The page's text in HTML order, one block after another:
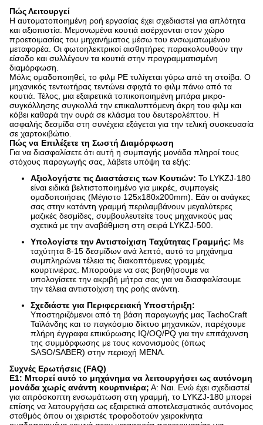
Πώς Λειτουργεί
Η αυτοματοποιημένη ροή εργασίας έχει σχεδιαστεί για απλότητα
και αξιοπιστία. Μεμονωμένα κουτιά εισέρχονται στον χώρο
προετοιμασίας του μηχανήματος μέσω του ενσωματωμένου
μεταφορέα. Οι φωτοηλεκτρικοί αισθητήρες παρακολουθούν την
είσοδο και συλλέγουν τα κουτιά στην προγραμματισμένη
διαμόρφωση.
Μόλις ομαδοποιηθεί, το φιλμ PE τυλίγεται γύρω από τη στοίβα. Ο
μηχανικός τεντωτήρας τεντώνει σφιχτά το φιλμ πάνω από τα
κουτιά. Τέλος, μια εξαιρετικά τοπικοποιημένη μπάρα μικρο-
συγκόλλησης συγκολλά την επικαλυπτόμενη άκρη του φιλμ και
κόβει καθαρά την ουρά σε κλάσμα του δευτερολέπτου. Η
ασφαλής δεσμίδα στη συνέχεια εξάγεται για την τελική συσκευασία
σε χαρτοκιβώτιο.
Πώς να Επιλέξετε τη Σωστή Διαμόρφωση
Για να διασφαλίσετε ότι αυτή η συμπαγής μονάδα πληροί τους
στόχους παραγωγής σας, λάβετε υπόψη τα εξής:
Αξιολογήστε τις Διαστάσεις των Κουτιών: Το LYKZJ-180
είναι ειδικά βελτιστοποιημένο για μικρές, συμπαγείς
ομαδοποιήσεις (Μέγιστο 125x180x200mm). Εάν οι ανάγκες
σας στην κατάντη γραμμή περιλαμβάνουν μεγαλύτερες
μαζικές δεσμίδες, συμβουλευτείτε τους μηχανικούς μας
σχετικά με την αναβάθμιση στη σειρά LYKZJ-500.
Υπολογίστε την Αντιστοίχιση Ταχύτητας Γραμμής: Με
ταχύτητα 8-15 δεσμίδων ανά λεπτό, αυτό το μηχάνημα
συμπληρώνει τέλεια τις διακοπτόμενες γραμμές
κουρτινιέρας. Μπορούμε να σας βοηθήσουμε να
υπολογίσετε την ακριβή μήτρα σας για να διασφαλίσουμε
την τέλεια αντιστοίχιση της ροής ανάντη.
Σχεδιάστε για Περιφερειακή Υποστήριξη:
Υποστηριζόμενοι από τη βάση παραγωγής μας TachoCraft
Ταϊλάνδης και το παγκόσμιο δίκτυο μηχανικών, παρέχουμε
πλήρη έγγραφα επικύρωσης IQ/OQ/PQ για την επιτάχυνση
της συμμόρφωσης με τους κανονισμούς (όπως
SASO/SABER) στην περιοχή MENA.
Συχνές Ερωτήσεις (FAQ)
Ε1: Μπορεί αυτό το μηχάνημα να λειτουργήσει ως αυτόνομη
μονάδα χωρίς ανάντη κουρτινιέρα; Α: Ναι. Ενώ έχει σχεδιαστεί
για απρόσκοπτη ενσωμάτωση στη γραμμή, το LYKZJ-180 μπορεί
επίσης να λειτουργήσει ως εξαιρετικά αποτελεσματικός αυτόνομος
σταθμός όπου οι χειριστές τροφοδοτούν χειροκίνητα